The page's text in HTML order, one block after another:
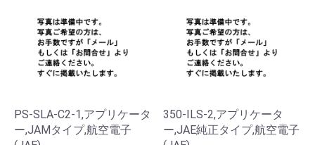
PS-SLA-C2-1,アプリケータ
ー,JAMタイプ,航空電子
350-ILS-2,アプリケータ
ー,JAE純正タイプ,航空電子